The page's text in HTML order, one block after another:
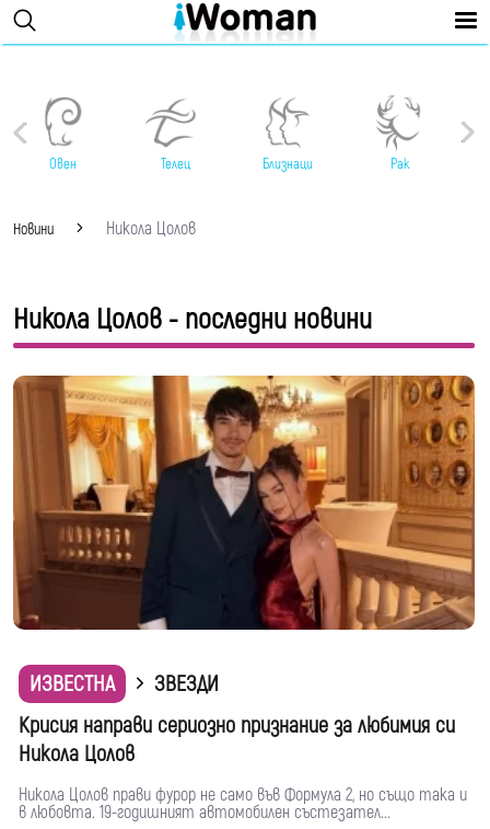
Овен Телец Близнаци Рак
Новини Никола Цолов
Никола Цолов - последни новини
ИЗВЕСТНА
ЗВЕЗДИ
Крисия направи сериозно признание за любимия си
Никола Цолов
Никола Цолов прави фурор не само във Формула 2, но също така и
в любовта. 19-годишният автомобилен състезател...